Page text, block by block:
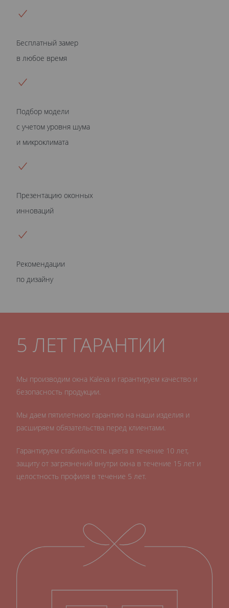
Бесплатный замер
в любое время
Подбор модели
с учетом уровня шума
и микроклимата
Презентацию оконных
инноваций
Рекомендации
по дизайну
5 ЛЕТ ГАРАНТИИ
Мы производим окна Kaleva и гарантируем качество и
безопасность продукции.
Мы даем пятилетнюю гарантию на наши изделия и
расширяем обязательства перед клиентами.
Гарантируем стабильность цвета в течение 10 лет,
защиту от загрязнений внутри окна в течение 15 лет и
целостность профиля в течение 5 лет.